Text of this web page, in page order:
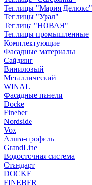
Теплицы "Мария Делюкс"
Теплицы "Урал"
Теплица "НОВАЯ"
Теплицы промышленные
Комплектующие
Фасадные материалы
Сайдинг
Виниловый
Металлический
WINAL
Фасадные панели
Docke
Fineber
Nordside
Vox
Альта-профиль
GrandLine
Водосточная система
Стандарт
DOCKE
FINEBER